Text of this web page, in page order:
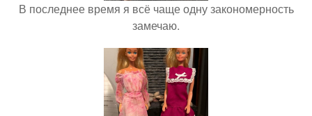
В последнее время я всё чаще одну закономерность
замечаю.